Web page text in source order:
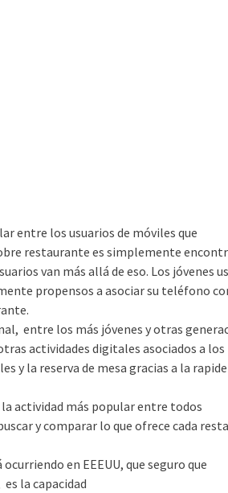
entre los usuarios de móviles que
restaurante es simplemente
van más allá de eso. Los jóvenes
propensos a asociar su teléfono
entre los más jóvenes y otras
actividades digitales asociados a
y la reserva de mesa gracias a la
la actividad más popular entre todos
y comparar lo que ofrece cada
en EEEUU, que seguro que
la capacidad